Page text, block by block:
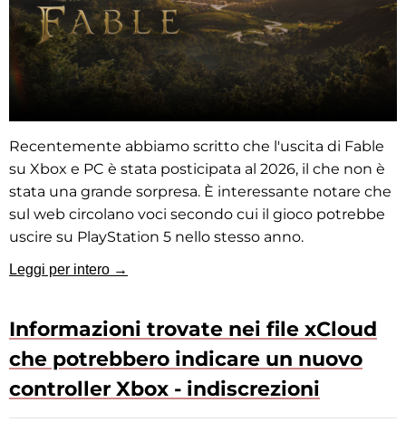
Recentemente abbiamo scritto che l'uscita di Fable
su Xbox e PC è stata posticipata al 2026, il che non è
stata una grande sorpresa. È interessante notare che
sul web circolano voci secondo cui il gioco potrebbe
uscire su PlayStation 5 nello stesso anno.
Leggi per intero →
Informazioni trovate nei file xCloud
che potrebbero indicare un nuovo
controller Xbox - indiscrezioni